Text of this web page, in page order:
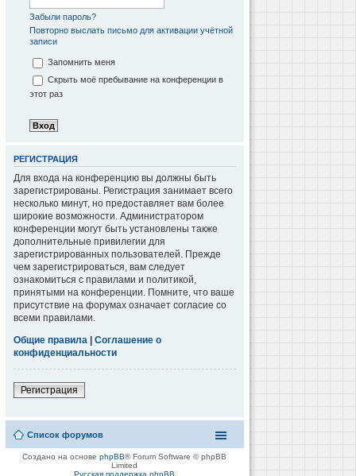
Забыли пароль?
Повторно выслать письмо для активации учётной
записи
Запомнить меня
Скрыть моё пребывание на конференции в
этот раз
РЕГИСТРАЦИЯ
Для входа на конференцию вы должны быть
зарегистрированы. Регистрация занимает всего
несколько минут, но предоставляет вам более
широкие возможности. Администратором
конференции могут быть установлены также
дополнительные привилегии для
зарегистрированных пользователей. Прежде
чем зарегистрироваться, вам следует
ознакомиться с правилами и политикой,
принятыми на конференции. Помните, что ваше
присутствие на форумах означает согласие со
всеми правилами.
Общие правила | Соглашение о
конфиденциальности
Регистрация
Список форумов
Создано на основеphpBB® Forum Software © phpBB
Limited
Русская поддержка phpBB